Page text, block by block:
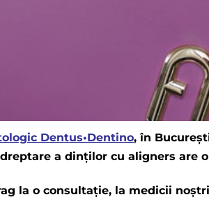
Dentus•Dentino, în
a dinților cu aligners are
la o consultație, la medicii